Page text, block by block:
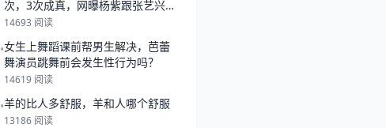
次，3次成真，网曝杨紫跟张艺兴在
一起，
14693 阅读
•女生上舞蹈课前帮男生解决，芭蕾
舞演员跳舞前会发生性行为吗？
14619 阅读
•羊的比人多舒服，羊和人哪个舒服
13186 阅读